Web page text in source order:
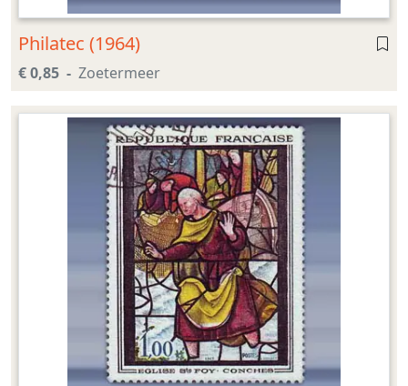
Philatec (1964)
€ 0,85 Zoetermeer